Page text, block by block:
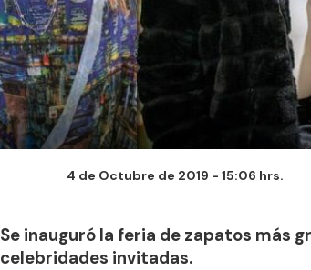
4 de Octubre de 2019 - 15:06 hrs.
Se inauguró la feria de zapatos más
celebridades invitadas.